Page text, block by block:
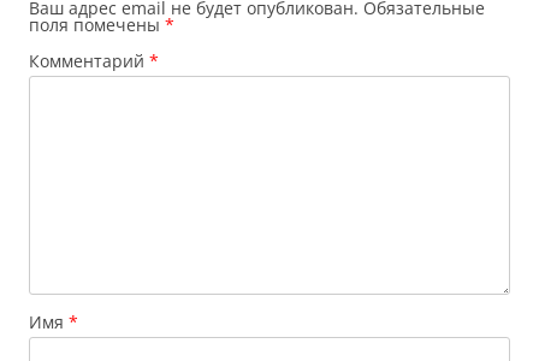
Ваш адрес email не будет опубликован. Обязательные
поля помечены *
Комментарий *
Имя *